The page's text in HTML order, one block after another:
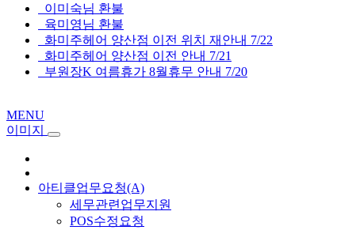
이미숙님 환불
육미영님 환불
화미주헤어 양산점 이전 위치 재안내 7/22
화미주헤어 양산점 이전 안내 7/21
부원장K 여름휴가 8월휴무 안내 7/20
MENU
이미지
아티클업무요청(A)
세무관련업무지원
POS수정요청